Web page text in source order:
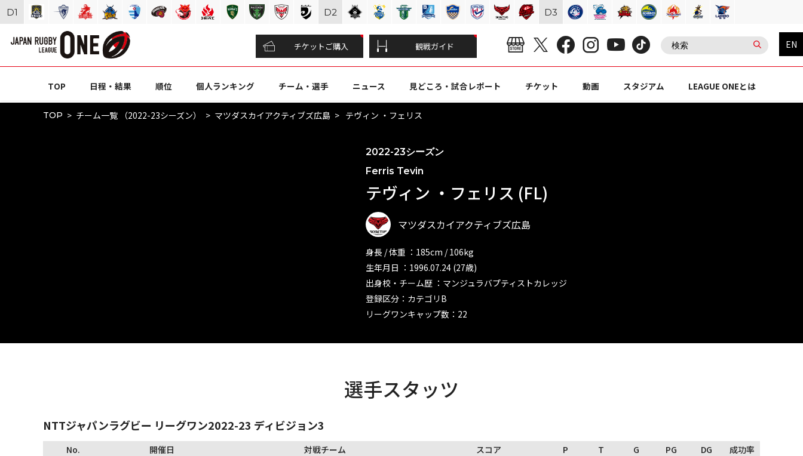
チケットご購入 観戦ガイド EN
TOP 日程・結果 順位 個人ランキング チーム・選手 ニュース 見どころ・試合レポート チケット 動画 スタジアム LEAGUE ONEとは
TOP チーム一覧 （2022-23シーズン） マツダスカイアクティブズ広島 テヴィン ・フェリス
2022-23シーズン
Ferris Tevin
テヴィン ・フェリス (FL)
マツダスカイアクティブズ広島
身長 / 体重 ：185cm / 106kg
生年月日 ：1996.07.24 (27歳)
出身校・チーム歴 ：マンジュラバプティストカレッジ
登録区分：カテゴリB
リーグワンキャップ数：22
選手スタッツ
NTTジャパンラグビー リーグワン2022-23 ディビジョン3
No. 開催日 対戦チーム スコア P T G PG DG 成功率
D1 D2 D3